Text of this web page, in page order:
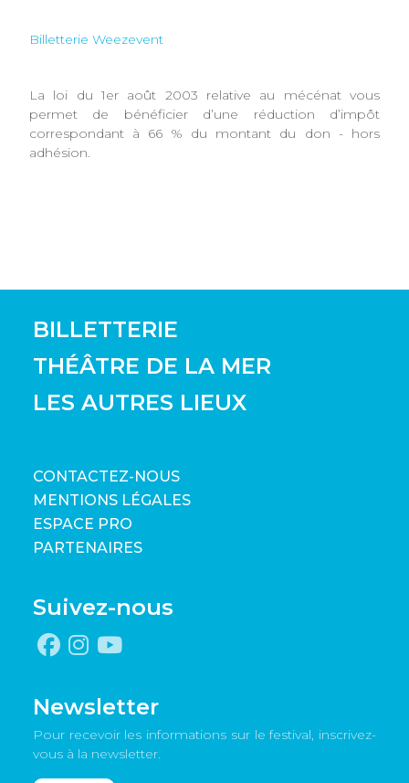
Billetterie Weezevent
La loi du 1er août 2003 relative au mécénat vous
permet de bénéficier d’une réduction d’impôt
correspondant à 66 % du montant du don - hors
adhésion.
BILLETTERIE
THÉÂTRE DE LA MER
LES AUTRES LIEUX
CONTACTEZ-NOUS
MENTIONS LÉGALES
ESPACE PRO
PARTENAIRES
Suivez-nous
Newsletter
Pour recevoir les informations sur le festival, inscrivez-
vous à la newsletter.